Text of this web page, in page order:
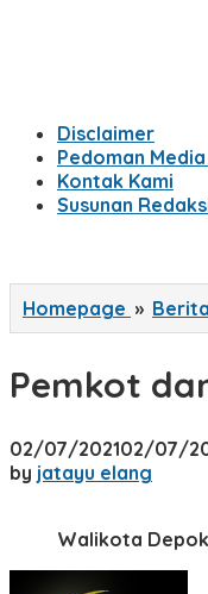
Disclaimer
Pedoman
Kontak Kami
Susunan
Homepage » Berita
Pemkot
02/07/202102/07/
by jatayu elang
Walikota